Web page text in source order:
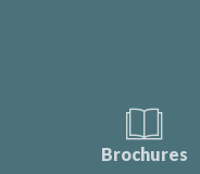
Brochures